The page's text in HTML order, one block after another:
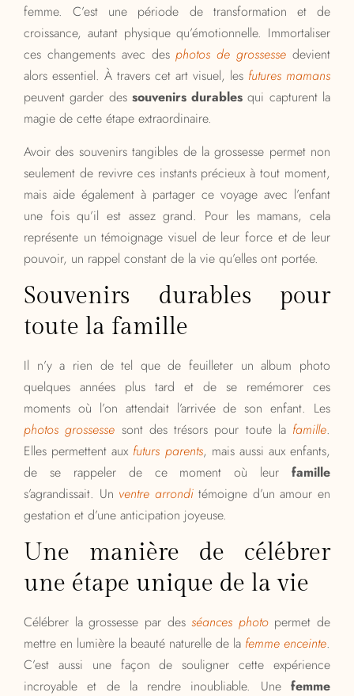
femme. C’est une période de transformation et de
croissance, autant physique qu’émotionnelle. Immortaliser
ces changements avec desphotos de grossesse devient
alors essentiel. À travers cet art visuel, les futures mamans
peuvent garder des souvenirs durables qui capturent la
magie de cette étape extraordinaire.
Avoir des souvenirs tangibles de la grossesse permet non
seulement de revivre ces instants précieux à tout moment,
mais aide également à partager ce voyage avec l’enfant
une fois qu’il est assez grand. Pour les mamans, cela
représente un témoignage visuel de leur force et de leur
pouvoir, un rappel constant de la vie qu’elles ont portée.
Souvenirs durables pour
toute la famille
Il n’y a rien de tel que de feuilleter un album photo
quelques années plus tard et de se remémorer ces
moments où l’on attendait l’arrivée de son enfant. Les
photos grossesse sont des trésors pour toute la famille.
Elles permettent aux futurs parents, mais aussi aux enfants,
de se rappeler de ce moment où leur famille
s’agrandissait. Un ventre arronditémoigne d’un amour en
gestation et d’une anticipation joyeuse.
Une manière de célébrer
une étape unique de la vie
Célébrer la grossesse par desséances photopermet de
mettre en lumière la beauté naturelle de la femme enceinte.
C’est aussi une façon de souligner cette expérience
incroyable et de la rendre inoubliable. Une femme